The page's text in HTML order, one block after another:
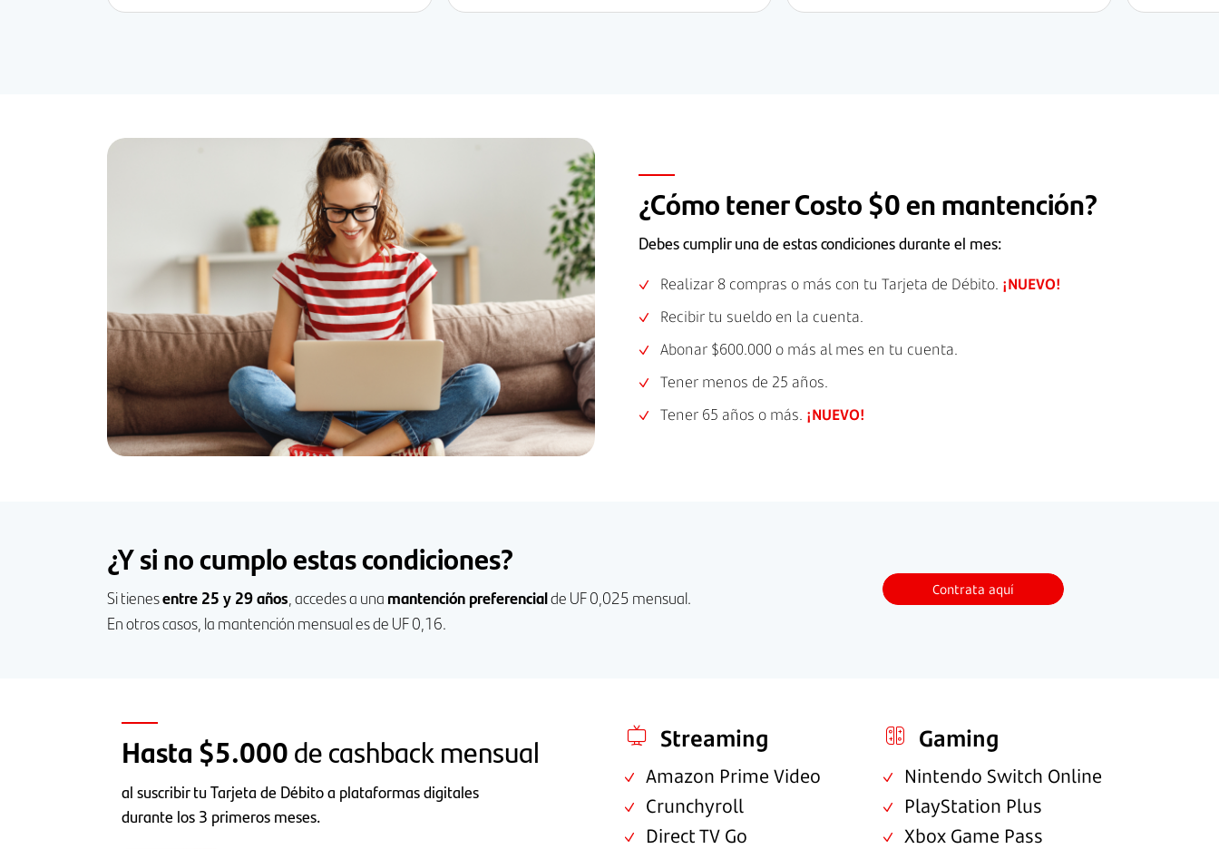
¿Cómo tener Costo $0 en mantención?
Debes cumplir una de estas condiciones durante el mes:
Realizar 8 compras o más con tu Tarjeta de Débito. ¡NUEVO!
Recibir tu sueldo en la cuenta.
Abonar $600.000 o más al mes en tu cuenta.
Tener menos de 25 años.
Tener 65 años o más. ¡NUEVO!
¿Y si no cumplo estas condiciones?
Si tienesentre 25 y 29 años , accedes a una mantención preferencialde UF 0,025 mensual.
En otros casos, la mantención mensual es de UF 0,16.
Contrata aquí
Hasta $5.000de cashback mensual
al suscribir tu Tarjeta de Débito a plataformas digitales
durante los 3 primeros meses.
Streaming
Amazon Prime Video
Crunchyroll
Direct TV Go
Gaming
Nintendo Switch Online
PlayStation Plus
Xbox Game Pass